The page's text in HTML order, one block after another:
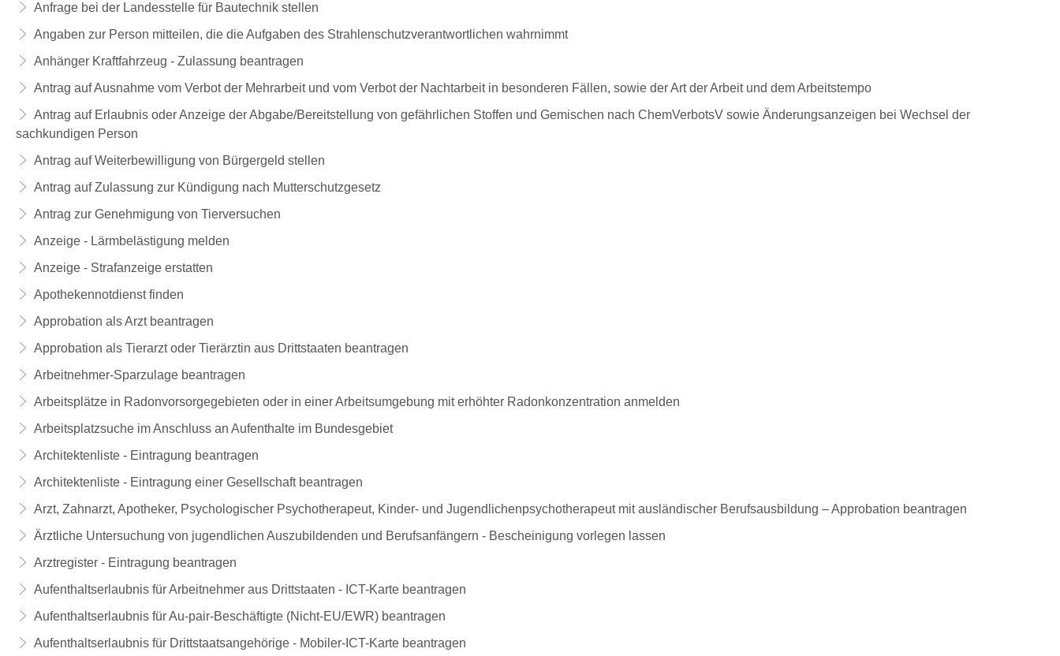
Anfrage bei der Landesstelle für Bautechnik stellen
Angaben zur Person mitteilen, die die Aufgaben des Strahlenschutzverantwortlichen wahrnimmt
Anhänger Kraftfahrzeug - Zulassung beantragen
Antrag auf Ausnahme vom Verbot der Mehrarbeit und vom Verbot der Nachtarbeit in besonderen Fällen, sowie der Art der Arbeit und dem Arbeitstempo
Antrag auf Erlaubnis oder Anzeige der Abgabe/Bereitstellung von gefährlichen Stoffen und Gemischen nach ChemVerbotsV sowie Änderungsanzeigen bei Wechsel der
sachkundigen Person
Antrag auf Weiterbewilligung von Bürgergeld stellen
Antrag auf Zulassung zur Kündigung nach Mutterschutzgesetz
Antrag zur Genehmigung von Tierversuchen
Anzeige - Lärmbelästigung melden
Anzeige - Strafanzeige erstatten
Apothekennotdienst finden
Approbation als Arzt beantragen
Approbation als Tierarzt oder Tierärztin aus Drittstaaten beantragen
Arbeitnehmer-Sparzulage beantragen
Arbeitsplätze in Radonvorsorgegebieten oder in einer Arbeitsumgebung mit erhöhter Radonkonzentration anmelden
Arbeitsplatzsuche im Anschluss an Aufenthalte im Bundesgebiet
Architektenliste - Eintragung beantragen
Architektenliste - Eintragung einer Gesellschaft beantragen
Arzt, Zahnarzt, Apotheker, Psychologischer Psychotherapeut, Kinder- und Jugendlichenpsychotherapeut mit ausländischer Berufsausbildung – Approbation beantragen
Ärztliche Untersuchung von jugendlichen Auszubildenden und Berufsanfängern - Bescheinigung vorlegen lassen
Arztregister - Eintragung beantragen
Aufenthaltserlaubnis für Arbeitnehmer aus Drittstaaten - ICT-Karte beantragen
Aufenthaltserlaubnis für Au-pair-Beschäftigte (Nicht-EU/EWR) beantragen
Aufenthaltserlaubnis für Drittstaatsangehörige - Mobiler-ICT-Karte beantragen